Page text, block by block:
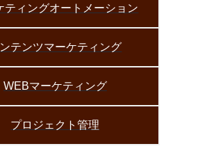
ティングオートメーション
テンツマーケティング
WEBマーケティング
プロジェクト管理